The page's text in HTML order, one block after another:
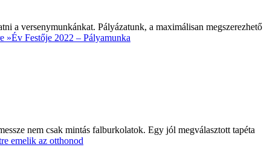
a versenymunkánkat. Pályázatunk, a maximálisan megszerezhető
»Év Festője 2022 – Pályamunka
nem csak mintás falburkolatok. Egy jól megválasztott tapéta
emelik az otthonod